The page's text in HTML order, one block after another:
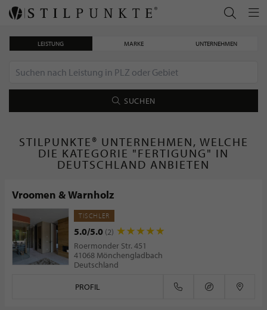
LEISTUNG MARKE UNTERNEHMEN
SUCHEN
STILPUNKTE® UNTERNEHMEN, WELCHE
DIE KATEGORIE "FERTIGUNG" IN
DEUTSCHLAND ANBIETEN
Vroomen & Warnholz
TISCHLER
5.0/5.0 (2)
Roermonder Str. 451
41068 Mönchengladbach
Deutschland
PROFIL